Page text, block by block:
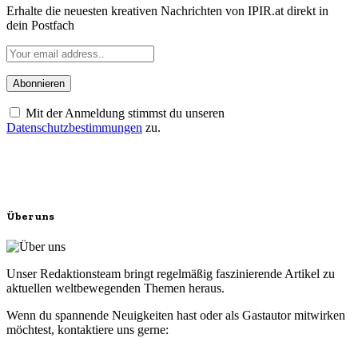
Erhalte die neuesten kreativen Nachrichten von IPIR.at direkt in
dein Postfach
Mit der Anmeldung stimmst du unseren
Datenschutzbestimmungen zu.
Über uns
Unser Redaktionsteam bringt regelmäßig faszinierende Artikel zu
aktuellen weltbewegenden Themen heraus.
Wenn du spannende Neuigkeiten hast oder als Gastautor mitwirken
möchtest, kontaktiere uns gerne: